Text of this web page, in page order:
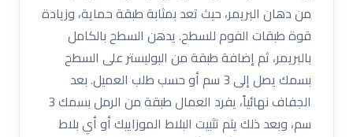
من دهان البريمر، حيث تعد بمثابة طبقة حماية، وزيادة
قوة طبقات الفوم للسطح. يدهن السطح بالكامل
بالبريمر، ثم إضافة طبقة من البوليستر على السطح
بسمك يصل إلى 3 سم أو حسب طلب العميل. بعد
الجفاف نهائياً، يفرد العمال طبقة من الرمل بسمك 3
سم، وبعد ذلك يتم تثبيت البلاط الموزاييك أو أي بلاط